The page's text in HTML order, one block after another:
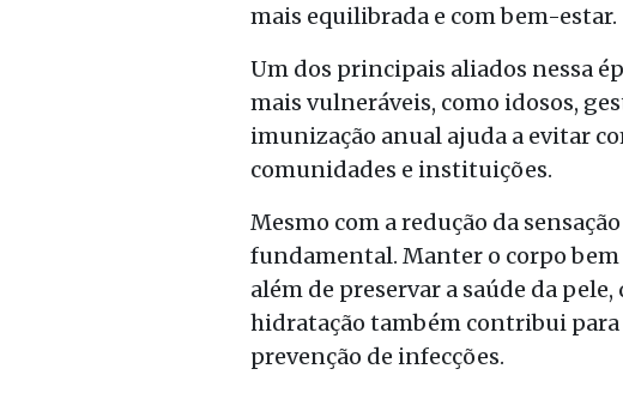
mais equilibrada e com bem-estar.
Um dos principais aliados nessa
mais vulneráveis, como idosos,
imunização anual ajuda a evitar
comunidades e instituições.
Mesmo com a redução da
fundamental. Manter o corpo
além de preservar a saúde da
hidratação também contribui
prevenção de infecções.